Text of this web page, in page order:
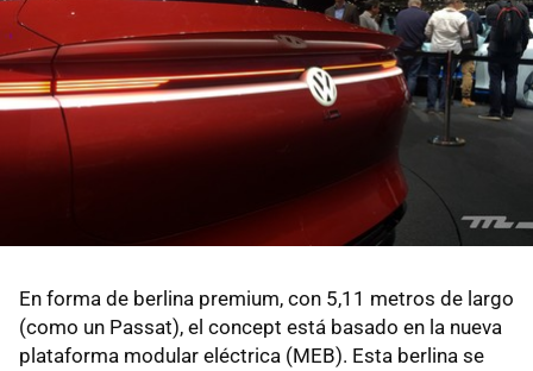
En forma de berlina premium, con 5,11 metros de largo
(como un Passat), el concept está basado en la nueva
plataforma modular eléctrica (MEB). Esta berlina se